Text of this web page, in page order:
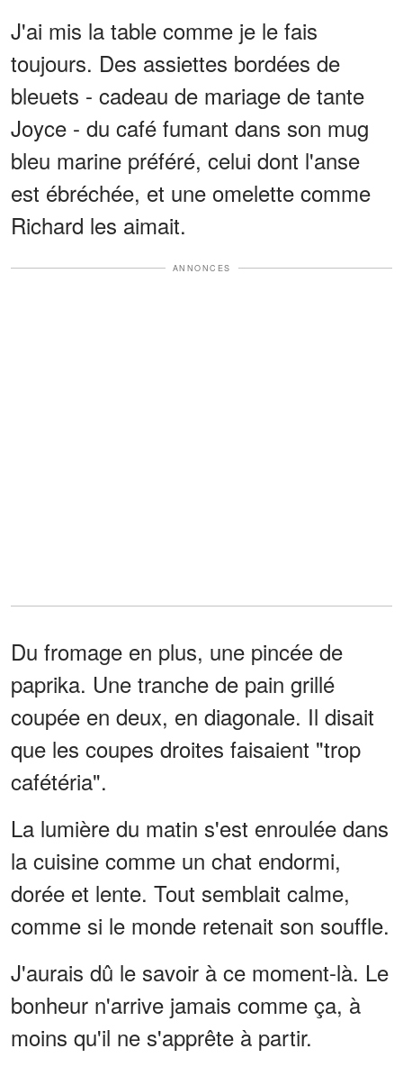
J'ai mis la table comme je le fais
toujours. Des assiettes bordées de
bleuets - cadeau de mariage de tante
Joyce - du café fumant dans son mug
bleu marine préféré, celui dont l'anse
est ébréchée, et une omelette comme
Richard les aimait.
ANNONCES
Du fromage en plus, une pincée de
paprika. Une tranche de pain grillé
coupée en deux, en diagonale. Il disait
que les coupes droites faisaient "trop
cafétéria".
La lumière du matin s'est enroulée dans
la cuisine comme un chat endormi,
dorée et lente. Tout semblait calme,
comme si le monde retenait son souffle.
J'aurais dû le savoir à ce moment-là. Le
bonheur n'arrive jamais comme ça, à
moins qu'il ne s'apprête à partir.